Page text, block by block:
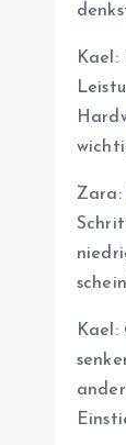
Kael:
Zara:
Kael: